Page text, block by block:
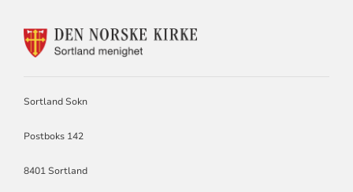
KONTAKTINFORMASJON
Sortland Sokn
Postboks 142
8401 Sortland